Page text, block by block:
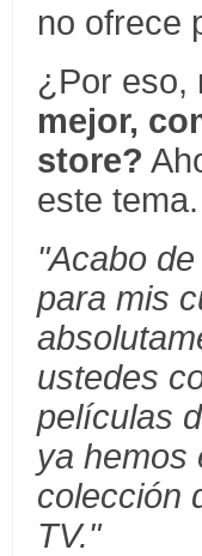
no ofrece
¿Por eso,
mejor,
store?
este tema.
"Acabo
para mis
ustedes
películas
ya hemos
colección
TV."